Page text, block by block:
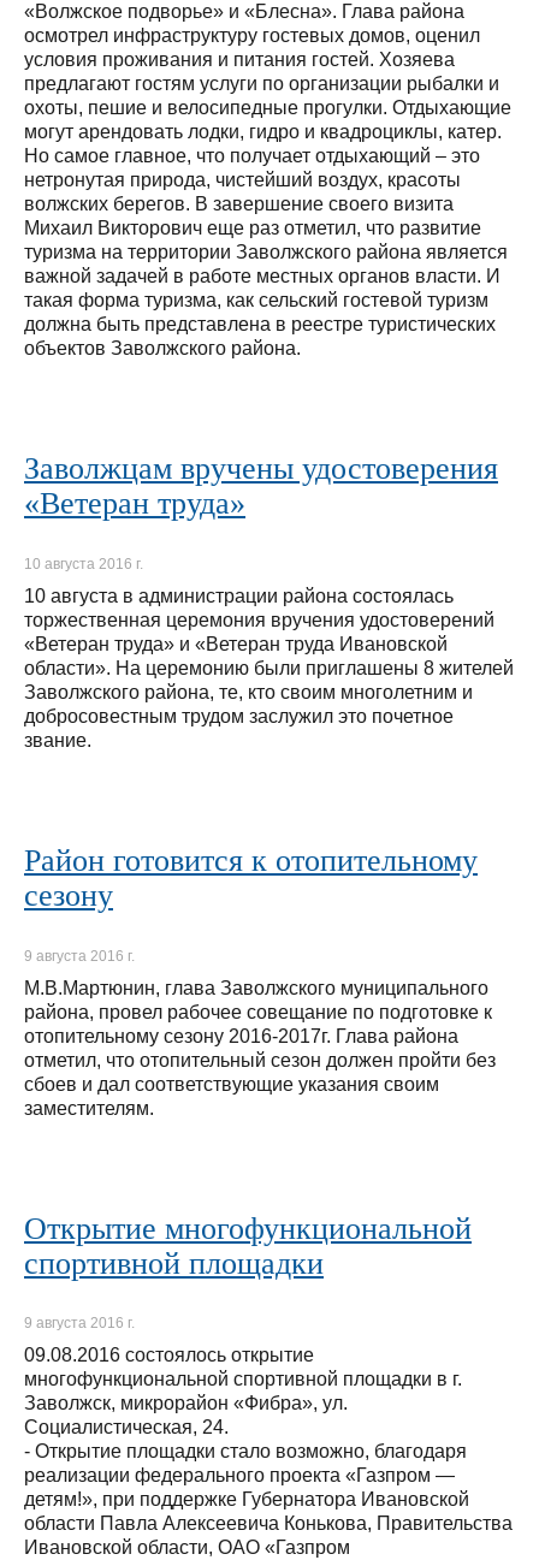
«Волжское подворье» и «Блесна». Глава района
осмотрел инфраструктуру гостевых домов, оценил
условия проживания и питания гостей. Хозяева
предлагают гостям услуги по организации рыбалки и
охоты, пешие и велосипедные прогулки. Отдыхающие
могут арендовать лодки, гидро и квадроциклы, катер.
Но самое главное, что получает отдыхающий – это
нетронутая природа, чистейший воздух, красоты
волжских берегов. В завершение своего визита
Михаил Викторович еще раз отметил, что развитие
туризма на территории Заволжского района является
важной задачей в работе местных органов власти. И
такая форма туризма, как сельский гостевой туризм
должна быть представлена в реестре туристических
объектов Заволжского района.
Заволжцам вручены удостоверения
«Ветеран труда»
10 августа 2016 г.
10 августа в администрации района состоялась
торжественная церемония вручения удостоверений
«Ветеран труда» и «Ветеран труда Ивановской
области». На церемонию были приглашены 8 жителей
Заволжского района, те, кто своим многолетним и
добросовестным трудом заслужил это почетное
звание.
Район готовится к отопительному
сезону
9 августа 2016 г.
М.В.Мартюнин, глава Заволжского муниципального
района, провел рабочее совещание по подготовке к
отопительному сезону 2016-2017г. Глава района
отметил, что отопительный сезон должен пройти без
сбоев и дал соответствующие указания своим
заместителям.
Открытие многофункциональной
спортивной площадки
9 августа 2016 г.
09.08.2016 состоялось открытие
многофункциональной спортивной площадки в г.
Заволжск, микрорайон «Фибра», ул.
Социалистическая, 24.
- Открытие площадки стало возможно, благодаря
реализации федерального проекта «Газпром —
детям!», при поддержке Губернатора Ивановской
области Павла Алексеевича Конькова, Правительства
Ивановской области, ОАО «Газпром